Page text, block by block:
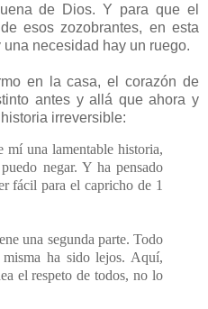
de Dios. Y para que el
esos zozobrantes, en esta
necesidad hay un ruego.
en la casa, el corazón de
antes y allá que ahora y
irreversible:
mí una lamentable historia,
negar. Y ha pensado
fácil para el capricho de 1
una segunda parte. Todo
ha sido lejos. Aquí,
el respeto de todos, no lo